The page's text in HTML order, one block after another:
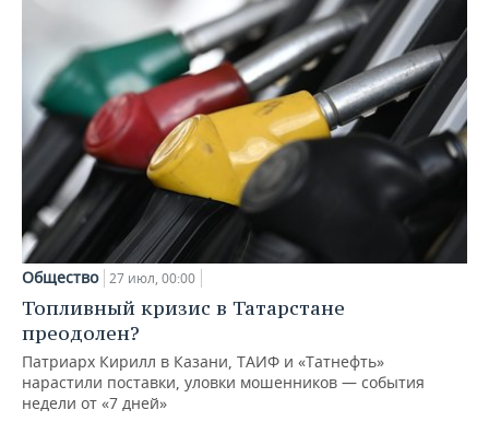
Общество 27 июл, 00:00
Топливный кризис в Татарстане
преодолен?
Патриарх Кирилл в Казани, ТАИФ и «Татнефть»
нарастили поставки, уловки мошенников — события
недели от «7 дней»